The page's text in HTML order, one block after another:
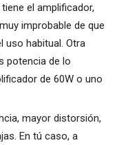
el amplificador,
improbable de que
uso habitual. Otra
potencia de lo
de 60W o uno
mayor distorsión,
En tú caso, a